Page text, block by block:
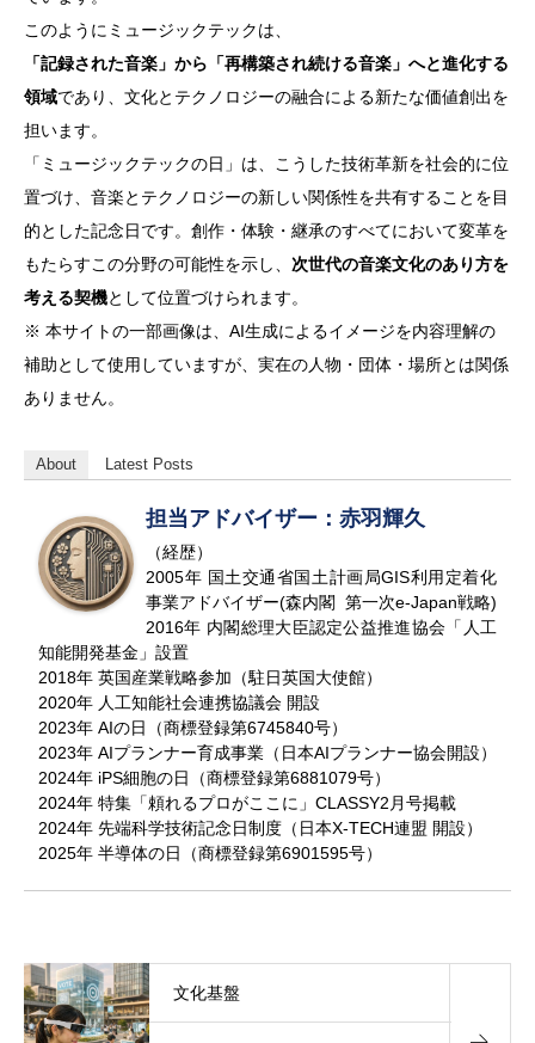
このようにミュージックテックは、
「記録された音楽」から「再構築され続ける音楽」へと進化する
領域であり、文化とテクノロジーの融合による新たな価値創出を
担います。
「ミュージックテックの日」は、こうした技術革新を社会的に位
置づけ、音楽とテクノロジーの新しい関係性を共有することを目
的とした記念日です。創作・体験・継承のすべてにおいて変革を
もたらすこの分野の可能性を示し、 次世代の音楽文化のあり方を
考える契機として位置づけられます。
※ 本サイトの一部画像は、AI生成によるイメージを内容理解の
補助として使用していますが、実在の人物・団体・場所とは関係
ありません。
About Latest Posts
担当アドバイザー：赤羽輝久
（経歴）
2005年 国土交通省国土計画局GIS利用定着化
事業アドバイザー(森内閣 第一次e-Japan戦略)
2016年 内閣総理大臣認定公益推進協会「人工
知能開発基金」設置
2018年 英国産業戦略参加（駐日英国大使館）
2020年 人工知能社会連携協議会 開設
2023年 AIの日（商標登録第6745840号）
2023年 AIプランナー育成事業（日本AIプランナー協会開設）
2024年 iPS細胞の日（商標登録第6881079号）
2024年 特集「頼れるプロがここに」CLASSY2月号掲載
2024年 先端科学技術記念日制度（日本X-TECH連盟 開設）
2025年 半導体の日（商標登録第6901595号）
文化基盤